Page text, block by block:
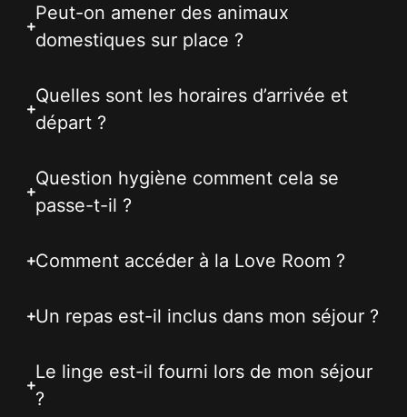
Peut-on amener des animaux
domestiques sur place ?
Quelles sont les horaires d’arrivée et
départ ?
Question hygiène comment cela se
passe-t-il ?
Comment accéder à la Love Room ?
Un repas est-il inclus dans mon séjour ?
Le linge est-il fourni lors de mon séjour
?